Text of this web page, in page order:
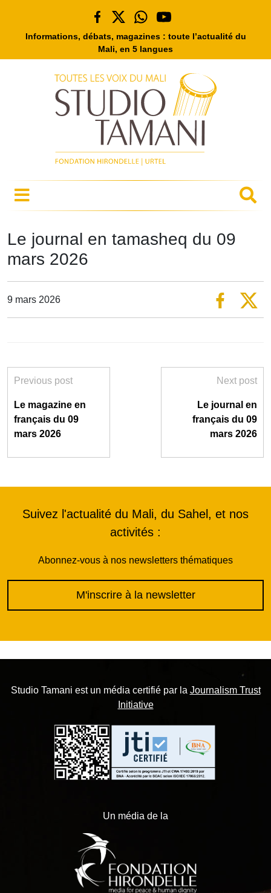
Informations, débats, magazines : toute l’actualité du
Mali, en 5 langues
Le journal en tamasheq du 09
mars 2026
9 mars 2026
Previous post
Le magazine en
français du 09
mars 2026
Next post
Le journal en
français du 09
mars 2026
Suivez l'actualité du Mali, du Sahel, et nos
activités :
Abonnez-vous à nos newsletters thématiques
M'inscrire à la newsletter
Studio Tamani est un média certifié par la Journalism Trust
Initiative
Un média de la